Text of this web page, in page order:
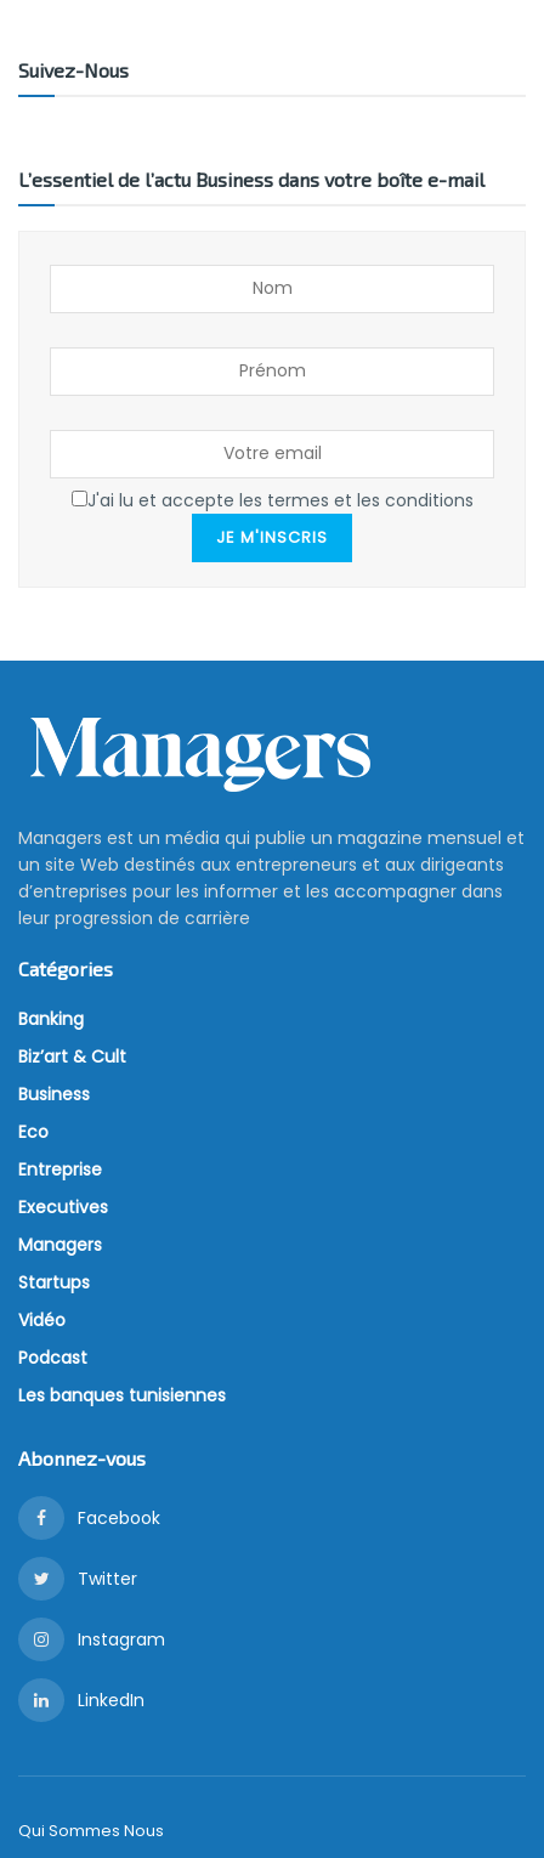
Suivez-Nous
L’essentiel de l’actu Business dans votre boîte e-mail
J'ai lu et accepte les termes et les conditions
JE M'INSCRIS
Managers est un média qui publie un magazine mensuel et
un site Web destinés aux entrepreneurs et aux dirigeants
d’entreprises pour les informer et les accompagner dans
leur progression de carrière
Catégories
Banking
Biz’art & Cult
Business
Eco
Entreprise
Executives
Managers
Startups
Vidéo
Podcast
Les banques tunisiennes
Abonnez-vous
Facebook
Twitter
Instagram
LinkedIn
Qui Sommes Nous